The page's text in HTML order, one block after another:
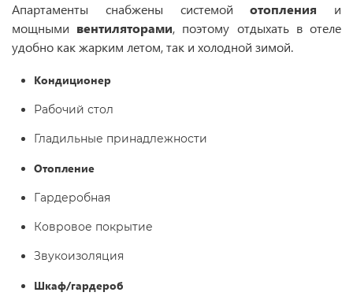
Апартаменты снабжены системойотопления и
мощными вентиляторами, поэтому отдыхать в отеле
удобно как жарким летом, так и холодной зимой.
Кондиционер
Рабочий стол
Гладильные принадлежности
Отопление
Гардеробная
Ковровое покрытие
Звукоизоляция
Шкаф/гардероб